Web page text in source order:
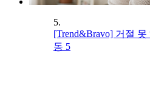
5.
[Trend&Bravo] 거절
동 5